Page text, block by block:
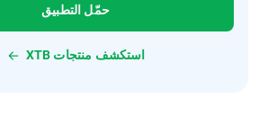
حمّل التطبيق
استكشف منتجات XTB